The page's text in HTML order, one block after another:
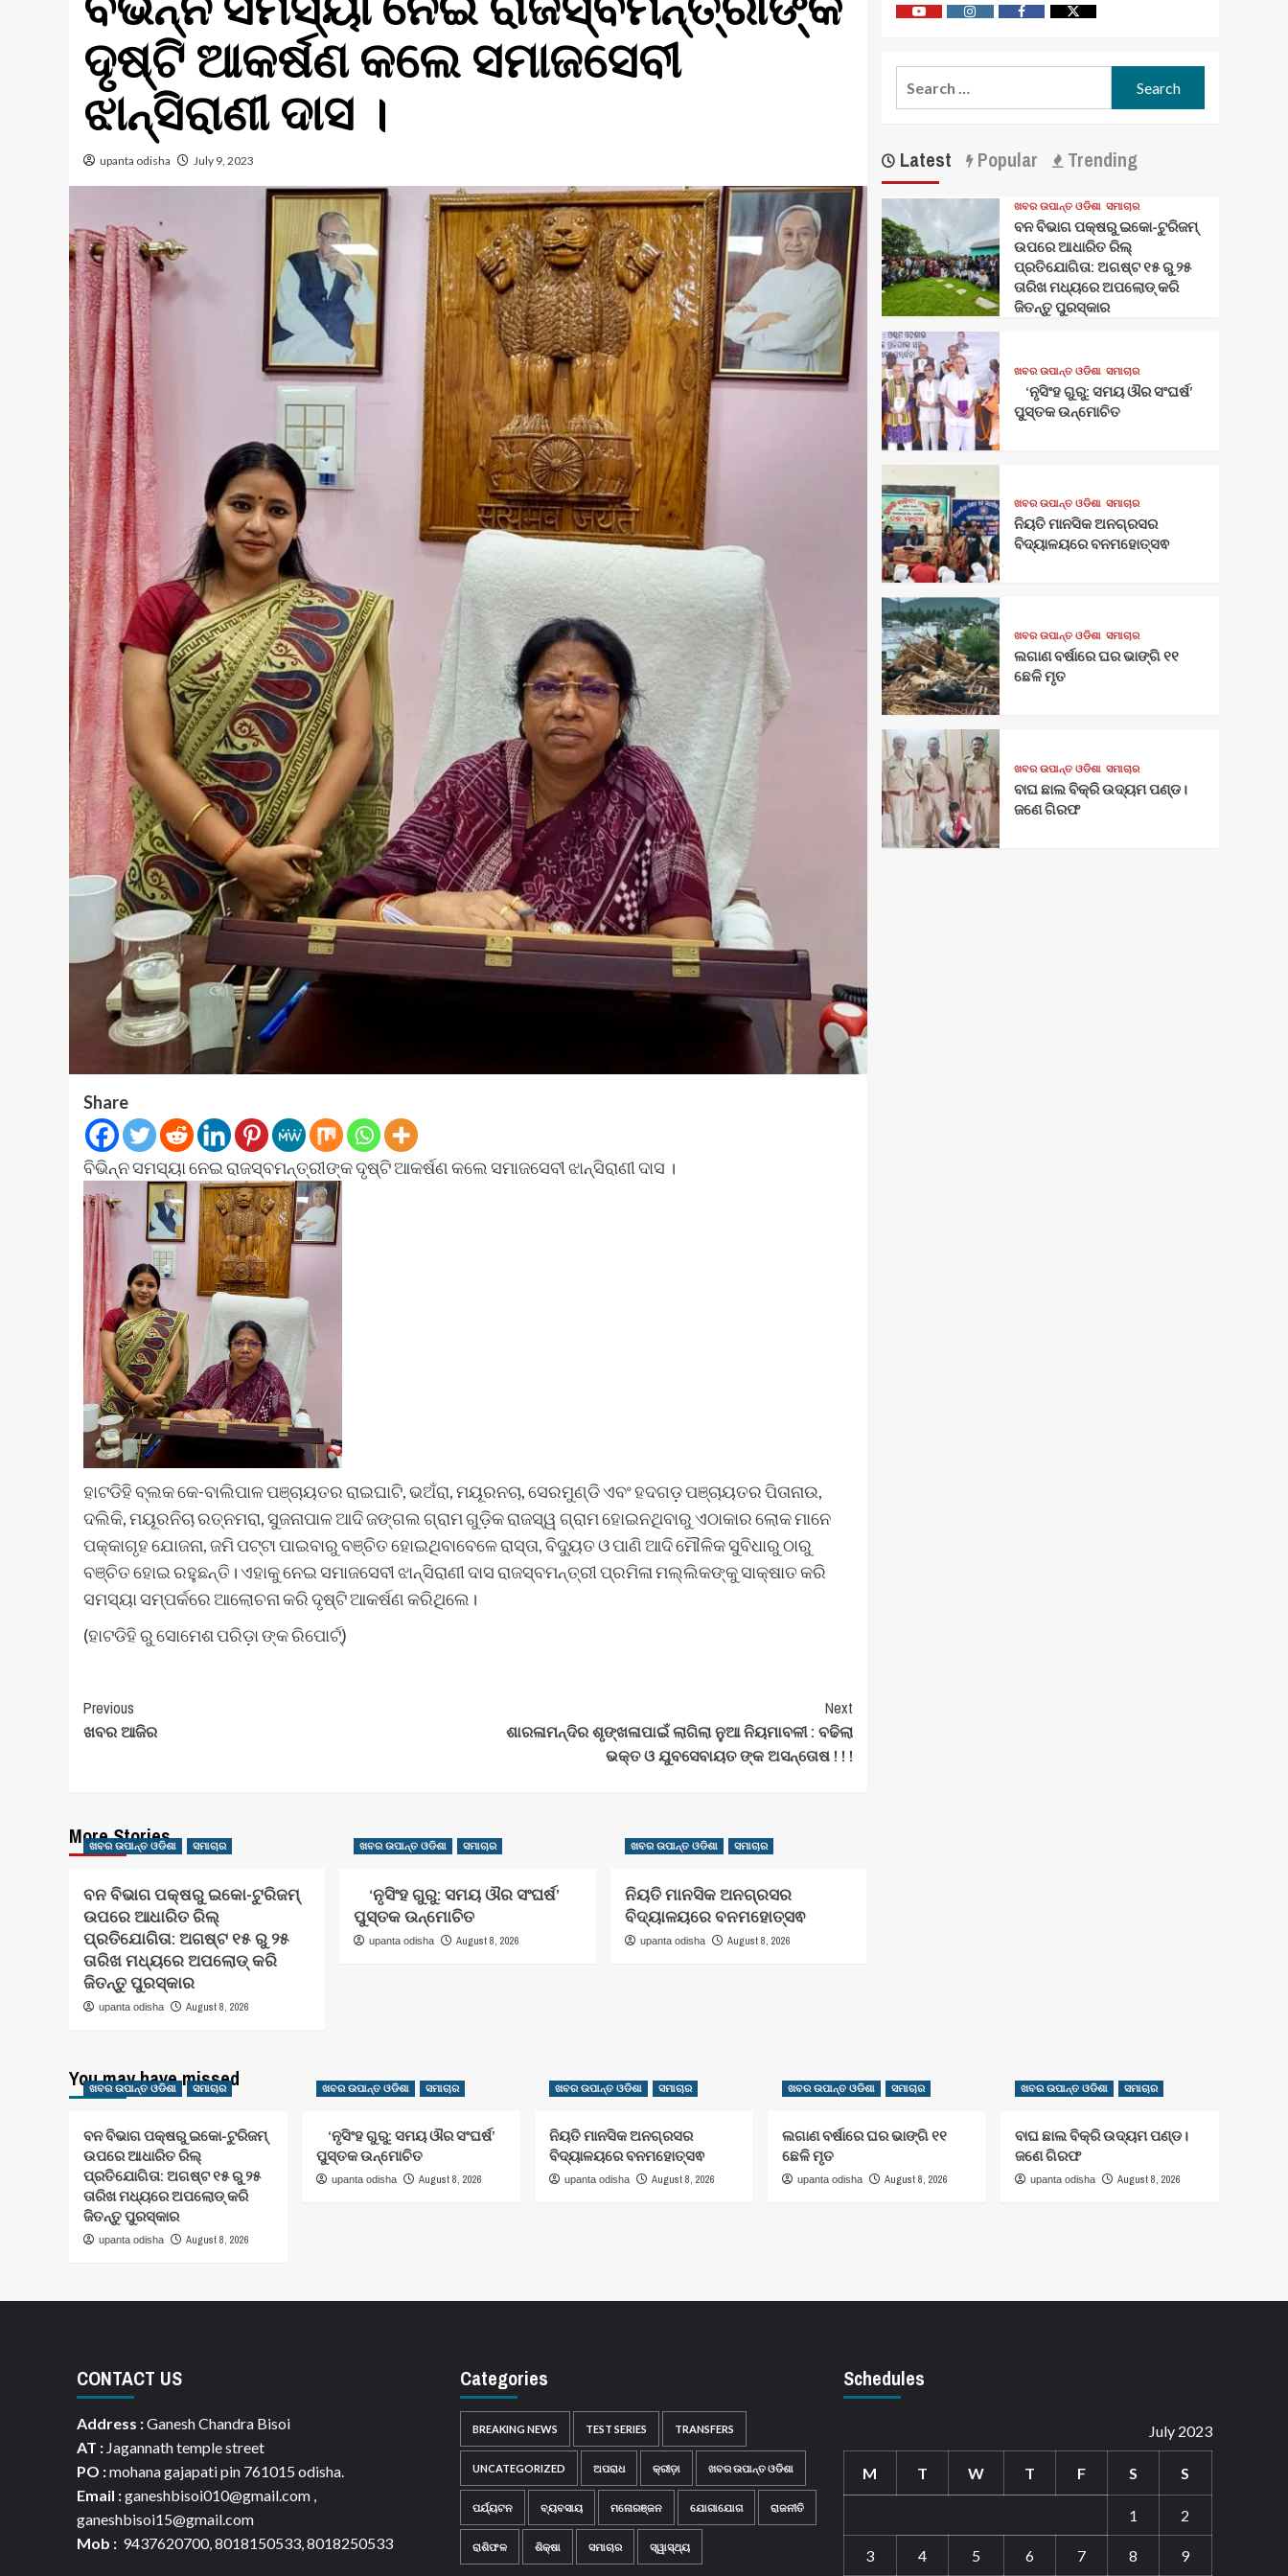
ଦୃଷ୍ଟି ଆକର୍ଷଣ କଲେ ସମାଜସେବୀ
ଝାନ୍ସିରାଣୀ ଦାସ ।
upanta odisha July 9, 2023
Share
ବିଭିନ୍ନ ସମସ୍ୟା ନେଇ ରାଜସ୍ବମନ୍ତ୍ରୀଙ୍କ ଦୃଷ୍ଟି ଆକର୍ଷଣ କଲେ ସମାଜସେବୀ ଝାନ୍ସିରାଣୀ ଦାସ ।
ହାଟଡିହି ବ୍ଲକ କେ-ବାଲିପାଳ ପଞ୍ଚାୟତର ରାଇଘାଟି, ଭଅଁରା, ମୟୂରନଚା, ସେରମୁଣ୍ଡି ଏବଂ ହଦଗଡ଼ ପଞ୍ଚାୟତର ପିତାନାଉ,
ଦଲିକି, ମୟୂରନିଚା ରତ୍ନମରା, ସୁଜନାପାଳ ଆଦି ଜଙ୍ଗଲ ଗ୍ରାମ ଗୁଡ଼ିକ ରାଜସ୍ୱ ଗ୍ରାମ ହୋଇନଥିବାରୁ ଏଠାକାର ଲୋକ ମାନେ
ପକ୍କାଗୃହ ଯୋଜନା, ଜମି ପଟ୍ଟା ପାଇବାରୁ ବଞ୍ଚିତ ହୋଇଥିବାବେଳେ ରାସ୍ତା, ବିଦ୍ୟୁତ ଓ ପାଣି ଆଦି ମୌଳିକ ସୁବିଧାରୁ ଠାରୁ
ବଞ୍ଚିତ ହୋଇ ରହୁଛନ୍ତି। ଏହାକୁ ନେଇ ସମାଜସେବୀ ଝାନ୍ସିରାଣୀ ଦାସ ରାଜସ୍ବମନ୍ତ୍ରୀ ପ୍ରମିଳା ମଲ୍ଲିକଙ୍କୁ ସାକ୍ଷାତ କରି
ସମସ୍ୟା ସମ୍ପର୍କରେ ଆଲୋଚନା କରି ଦୃଷ୍ଟି ଆକର୍ଷଣ କରିଥିଲେ।
(ହାଟଡିହି ରୁ ସୋମେଶ ପରିଡ଼ା ଙ୍କ ରିପୋର୍ଟ୍)
Post
Navigation
Previous
ଖବର ଆଜିର
Next
ଶାରଳାମନ୍ଦିର ଶୃଙ୍ଖଳାପାଇଁ ଲାଗିଲା ନୁଆ ନିୟମାବଳୀ : ବଢିଲା
ଭକ୍ତ ଓ ଯୁବସେବାୟତ ଙ୍କ ଅସନ୍ତୋଷ ! ! !
More Stories
ଖବର ଉପାନ୍ତ ଓଡିଶା ସମାଚାର
ବନ ବିଭାଗ ପକ୍ଷରୁ ଇକୋ-ଟୁରିଜମ୍
ଉପରେ ଆଧାରିତ ରିଲ୍
ପ୍ରତିଯୋଗିତା: ଅଗଷ୍ଟ ୧୫ ରୁ ୨୫
ତାରିଖ ମଧ୍ୟରେ ଅପଲୋଡ୍ କରି
ଜିତନ୍ତୁ ପୁରସ୍କାର
upanta odisha August 8, 2026
ଖବର ଉପାନ୍ତ ଓଡିଶା ସମାଚାର
‘ନୃସିଂହ ଗୁରୁ: ସମୟ ଔର ସଂଘର୍ଷ’
ପୁସ୍ତକ ଉନ୍ମୋଚିତ
upanta odisha August 8, 2026
ଖବର ଉପାନ୍ତ ଓଡିଶା ସମାଚାର
ନିୟତି ମାନସିକ ଅନଗ୍ରସର
ବିଦ୍ୟାଳୟରେ ବନମହୋତ୍ସଵ
upanta odisha August 8, 2026
YoutubeVimeo FacebookTwitter
Latest Popular Trending
ଖବର ଉପାନ୍ତ ଓଡିଶା ସମାଚାର
ବନ ବିଭାଗ ପକ୍ଷରୁ ଇକୋ-ଟୁରିଜମ୍
ଉପରେ ଆଧାରିତ ରିଲ୍
ପ୍ରତିଯୋଗିତା: ଅଗଷ୍ଟ ୧୫ ରୁ ୨୫
ତାରିଖ ମଧ୍ୟରେ ଅପଲୋଡ୍ କରି
ଜିତନ୍ତୁ ପୁରସ୍କାର
ଖବର ଉପାନ୍ତ ଓଡିଶା ସମାଚାର
‘ନୃସିଂହ ଗୁରୁ: ସମୟ ଔର ସଂଘର୍ଷ’
ପୁସ୍ତକ ଉନ୍ମୋଚିତ
ଖବର ଉପାନ୍ତ ଓଡିଶା ସମାଚାର
ନିୟତି ମାନସିକ ଅନଗ୍ରସର
ବିଦ୍ୟାଳୟରେ ବନମହୋତ୍ସଵ
ଖବର ଉପାନ୍ତ ଓଡିଶା ସମାଚାର
ଲଗାଣ ବର୍ଷାରେ ଘର ଭାଙ୍ଗି ୧୧
ଛେଳି ମୃତ
ଖବର ଉପାନ୍ତ ଓଡିଶା ସମାଚାର
ବାଘ ଛାଲ ବିକ୍ରି ଉଦ୍ୟମ ପଣ୍ଡ।
ଜଣେ ଗିରଫ
You may have missed
ଖବର ଉପାନ୍ତ ଓଡିଶା ସମାଚାର
ବନ ବିଭାଗ ପକ୍ଷରୁ ଇକୋ-ଟୁରିଜମ୍
ଉପରେ ଆଧାରିତ ରିଲ୍
ପ୍ରତିଯୋଗିତା: ଅଗଷ୍ଟ ୧୫ ରୁ ୨୫
ତାରିଖ ମଧ୍ୟରେ ଅପଲୋଡ୍ କରି
ଜିତନ୍ତୁ ପୁରସ୍କାର
upanta odisha August 8, 2026
ଖବର ଉପାନ୍ତ ଓଡିଶା ସମାଚାର
‘ନୃସିଂହ ଗୁରୁ: ସମୟ ଔର ସଂଘର୍ଷ’
ପୁସ୍ତକ ଉନ୍ମୋଚିତ
upanta odisha August 8, 2026
ଖବର ଉପାନ୍ତ ଓଡିଶା ସମାଚାର
ନିୟତି ମାନସିକ ଅନଗ୍ରସର
ବିଦ୍ୟାଳୟରେ ବନମହୋତ୍ସଵ
upanta odisha August 8, 2026
ଖବର ଉପାନ୍ତ ଓଡିଶା ସମାଚାର
ଲଗାଣ ବର୍ଷାରେ ଘର ଭାଙ୍ଗି ୧୧
ଛେଳି ମୃତ
upanta odisha August 8, 2026
ଖବର ଉପାନ୍ତ ଓଡିଶା ସମାଚାର
ବାଘ ଛାଲ ବିକ୍ରି ଉଦ୍ୟମ ପଣ୍ଡ।
ଜଣେ ଗିରଫ
upanta odisha August 8, 2026
CONTACT US
Address :Ganesh Chandra Bisoi
AT :Jagannath temple street
PO :mohana gajapati pin 761015 odisha.
Email :ganeshbisoi010@gmail.com ,
ganeshbisoi15@gmail.com
Mob :9437620700, 8018150533, 8018250533
Categories
BREAKING NEWS TEST SERIES TRANSFERS
UNCATEGORIZED ଅପରାଧ କ୍ରୀଡ଼ା ଖବର ଉପାନ୍ତ ଓଡିଶା
ପର୍ଯ୍ୟଟନ ବ୍ୟବସାୟ ମନୋରଞ୍ଜନ ଯୋଗାଯୋଗ ରାଜନୀତି
ରାଶିଫଳ ଶିକ୍ଷା ସମାଚାର ସ୍ୱାସ୍ଥ୍ୟ
Schedules
July 2023
M T W T F S S
1 2
3 4 5 6 7 8 9